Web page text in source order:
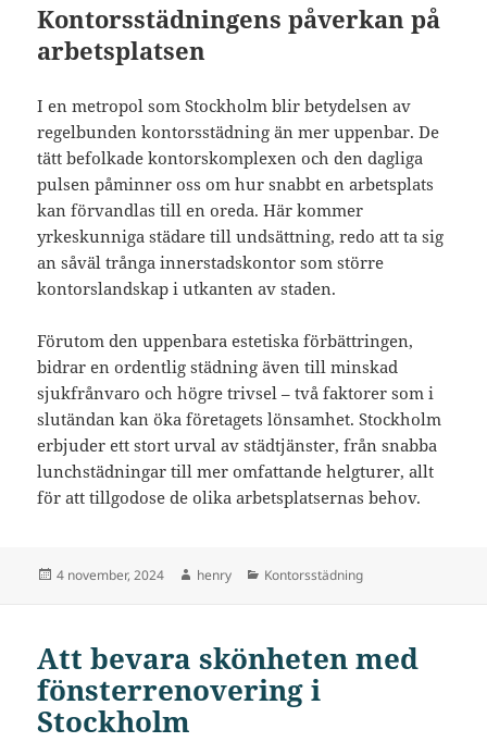
Kontorsstädningens påverkan på
arbetsplatsen
I en metropol som Stockholm blir betydelsen av
regelbunden kontorsstädning än mer uppenbar. De
tätt befolkade kontorskomplexen och den dagliga
pulsen påminner oss om hur snabbt en arbetsplats
kan förvandlas till en oreda. Här kommer
yrkeskunniga städare till undsättning, redo att ta sig
an såväl trånga innerstadskontor som större
kontorslandskap i utkanten av staden.
Förutom den uppenbara estetiska förbättringen,
bidrar en ordentlig städning även till minskad
sjukfrånvaro och högre trivsel – två faktorer som i
slutändan kan öka företagets lönsamhet. Stockholm
erbjuder ett stort urval av städtjänster, från snabba
lunchstädningar till mer omfattande helgturer, allt
för att tillgodose de olika arbetsplatsernas behov.
Postat
4 november, 2024 Författare
henry Kategorier
Kontorsstädning
Att bevara skönheten med
fönsterrenovering i
Stockholm